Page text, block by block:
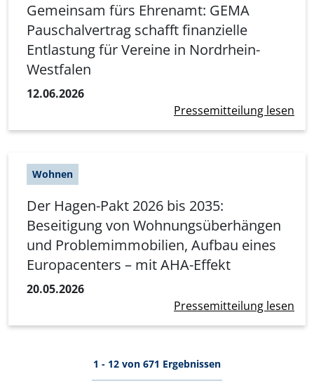
Gemeinsam fürs Ehrenamt: GEMA
Pauschalvertrag schafft finanzielle
Entlastung für Vereine in Nordrhein-
Westfalen
12.06.2026
Pressemitteilung lesen
Wohnen
Der Hagen-Pakt 2026 bis 2035:
Beseitigung von Wohnungsüberhängen
und Problemimmobilien, Aufbau eines
Europacenters – mit AHA-Effekt
20.05.2026
Pressemitteilung lesen
Seitennummerierung
1 - 12 von 671 Ergebnissen